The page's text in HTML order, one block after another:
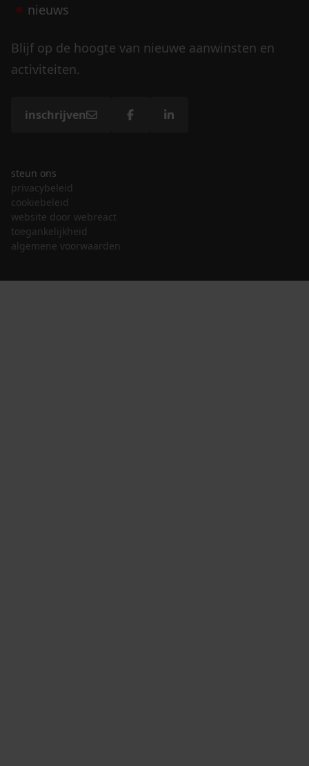
nieuws
Blijf op de hoogte van nieuwe aanwinsten en
activiteiten.
inschrijven
steun ons
privacybeleid
cookiebeleid
website door webreact
toegankelijkheid
algemene voorwaarden